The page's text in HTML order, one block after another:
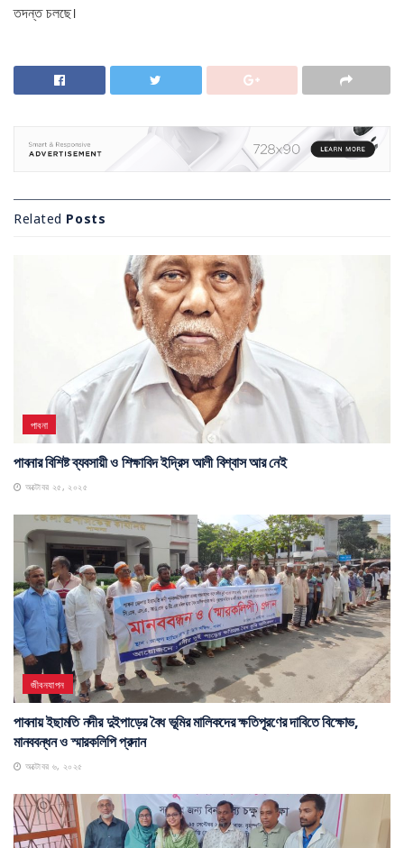
তদন্ত চলছে।
Related Posts
পাবনা
পাবনার বিশিষ্ট ব্যবসায়ী ও শিক্ষাবিদ ইদ্রিস আলী বিশ্বাস আর নেই
অক্টোবর ২৫, ২০২৫
জীবনযাপন
পাবনায় ইছামতি নদীর দুইপাড়ের বৈধ ভূমির মালিকদের ক্ষতিপূরণের দাবিতে বিক্ষোভ,
মানববন্ধন ও স্মারকলিপি প্রদান
অক্টোবর ৬, ২০২৫